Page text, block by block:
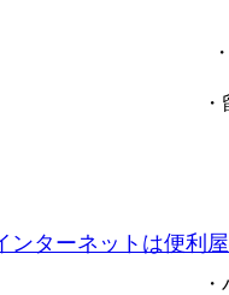
ンターネットは便利